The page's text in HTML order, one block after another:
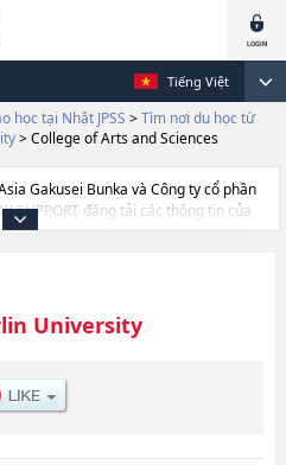
Tiếng Việt
học tại Nhật JPSS > Tìm nơi du học từ
> College of Arts and Sciences
Gakusei Bunka và Công ty cổ phần
SUPPORT đăng tải các thông tin của
trường đại học ngắn hạn, trường
là về các Ngành College of Arts and
and Visual ArtshoặcNgành
College of Business
& Social Transformation, thông
quan đến thi tuyển như số lượng
University